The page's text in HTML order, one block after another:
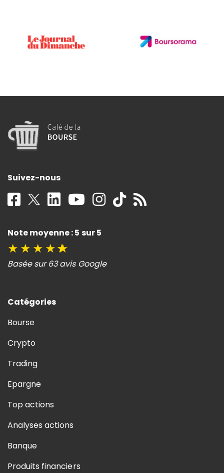
Suivez-nous
Note moyenne : 5 sur 5
★ ★ ★ ★★
Basée sur 63 avis Google
Catégories
Bourse
Crypto
Trading
Epargne
Top actions
Analyses actions
Banque
Produits financiers